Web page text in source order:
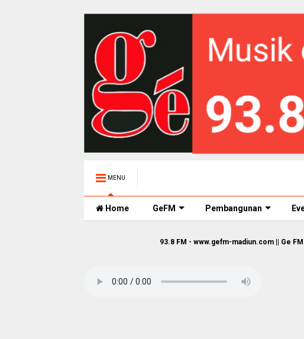
MENU
Home GeFM Pembangunan
93.8 FM - www.gefm-madiun.com || Ge FM Streaming